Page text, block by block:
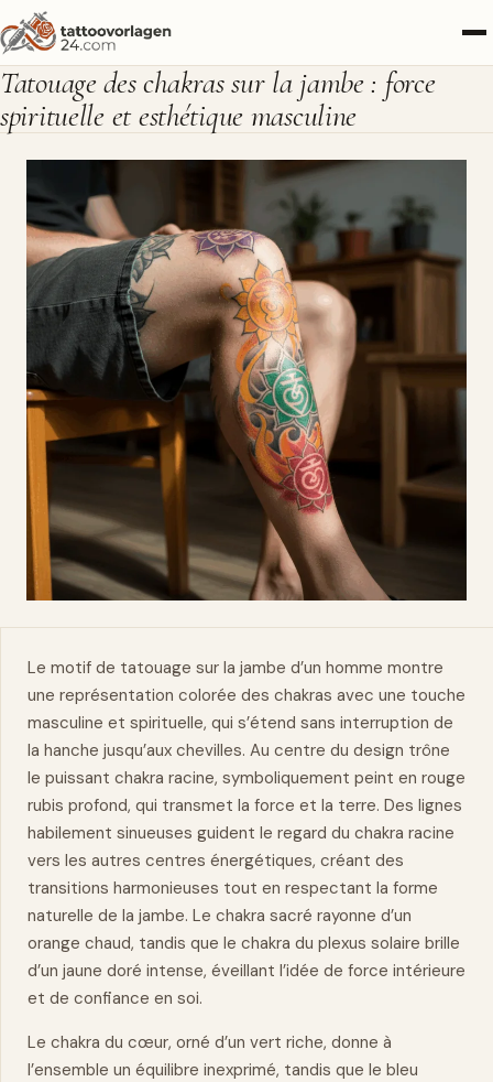
Tatouage des chakras sur la jambe : force
spirituelle et esthétique masculine
Le motif de tatouage sur la jambe d’un homme montre
une représentation colorée des chakras avec une touche
masculine et spirituelle, qui s’étend sans interruption de
la hanche jusqu’aux chevilles. Au centre du design trône
le puissant chakra racine, symboliquement peint en rouge
rubis profond, qui transmet la force et la terre. Des lignes
habilement sinueuses guident le regard du chakra racine
vers les autres centres énergétiques, créant des
transitions harmonieuses tout en respectant la forme
naturelle de la jambe. Le chakra sacré rayonne d’un
orange chaud, tandis que le chakra du plexus solaire brille
d’un jaune doré intense, éveillant l’idée de force intérieure
et de confiance en soi.
Le chakra du cœur, orné d’un vert riche, donne à
l’ensemble un équilibre inexprimé, tandis que le bleu